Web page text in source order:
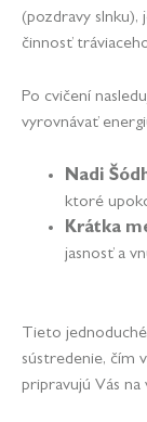
(pozdravy
činnosť
Po cvičení
vyrovnávať
Nadi
ktoré
Krátka
jasnosť a
Tieto
sústredenie, čím
pripravujú Vás na